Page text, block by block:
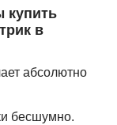
купить
в
абсолютно
бесшумно.